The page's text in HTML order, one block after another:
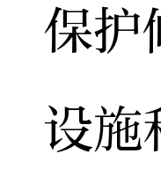
保护
设施